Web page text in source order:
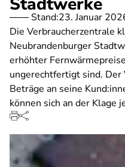
Stand:23. Januar
Die Verbraucherzentrale
Neubrandenburger
erhöhter
ungerechtfertigt sind.
Beträge an seine
können sich an der Klage